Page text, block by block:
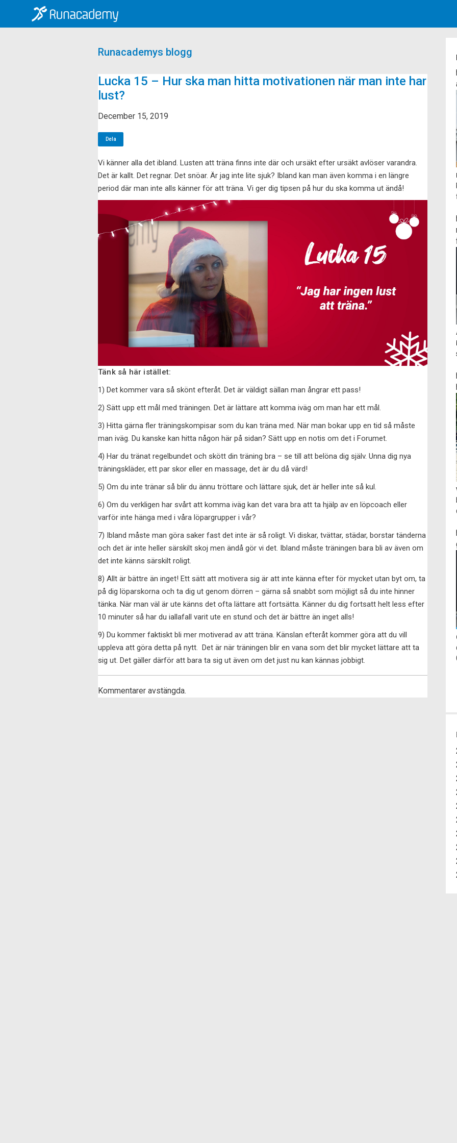
Runacademys blogg
Lucka 15 – Hur ska man hitta motivationen när man inte har
lust?
December 15, 2019
Dela
Vi känner alla det ibland. Lusten att träna finns inte där och ursäkt efter ursäkt avlöser varandra.
Det är kallt. Det regnar. Det snöar. Är jag inte lite sjuk? Ibland kan man även komma i en längre
period där man inte alls känner för att träna. Vi ger dig tipsen på hur du ska komma ut ändå!
Tänk så här istället:
1) Det kommer vara så skönt efteråt. Det är väldigt sällan man ångrar ett pass!
2) Sätt upp ett mål med träningen. Det är lättare att komma iväg om man har ett mål.
3) Hitta gärna fler träningskompisar som du kan träna med. När man bokar upp en tid så måste
man iväg. Du kanske kan hitta någon här på sidan? Sätt upp en notis om det i Forumet.
4) Har du tränat regelbundet och skött din träning bra – se till att belöna dig själv. Unna dig nya
träningskläder, ett par skor eller en massage, det är du då värd!
5) Om du inte tränar så blir du ännu tröttare och lättare sjuk, det är heller inte så kul.
6) Om du verkligen har svårt att komma iväg kan det vara bra att ta hjälp av en löpcoach eller
varför inte hänga med i våra löpargrupper i vår?
7) Ibland måste man göra saker fast det inte är så roligt. Vi diskar, tvättar, städar, borstar tänderna
och det är inte heller särskilt skoj men ändå gör vi det. Ibland måste träningen bara bli av även om
det inte känns särskilt roligt.
8) Allt är bättre än inget! Ett sätt att motivera sig är att inte känna efter för mycket utan byt om, ta
på dig löparskorna och ta dig ut genom dörren – gärna så snabbt som möjligt så du inte hinner
tänka. När man väl är ute känns det ofta lättare att fortsätta. Känner du dig fortsatt helt less efter
10 minuter så har du iallafall varit ute en stund och det är bättre än inget alls!
9) Du kommer faktiskt bli mer motiverad av att träna. Känslan efteråt kommer göra att du vill
uppleva att göra detta på nytt. Det är när träningen blir en vana som det blir mycket lättare att ta
sig ut. Det gäller därför att bara ta sig ut även om det just nu kan kännas jobbigt.
Kommentarer avstängda.